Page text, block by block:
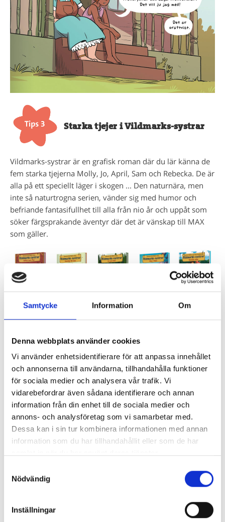
Samtycke Information Om
Denna webbplats använder cookies
Vi använder enhetsidentifierare för att anpassa innehållet
och annonserna till användarna, tillhandahålla funktioner
för sociala medier och analysera vår trafik. Vi
vidarebefordrar även sådana identifierare och annan
information från din enhet till de sociala medier och
annons- och analysföretag som vi samarbetar med.
Dessa kan i sin tur kombinera informationen med annan
information som du har tillhandahållit eller som de har
Nödvändig
Inställningar
Starka tjejer i Vildmarks-systrar
Vildmarks-systrar är en grafisk roman där du lär känna de
fem starka tjejerna Molly, Jo, April, Sam och Rebecka. De är
alla på ett speciellt läger i skogen ... Den naturnära, men
inte så naturtrogna serien, vänder sig med humor och
befriande fantasifullhet till alla från nio år och uppåt som
söker färgsprakande äventyr där det är vänskap till MAX
som gäller.
till våldsamma! Några av huvudpersonerna är dessutom
queer.